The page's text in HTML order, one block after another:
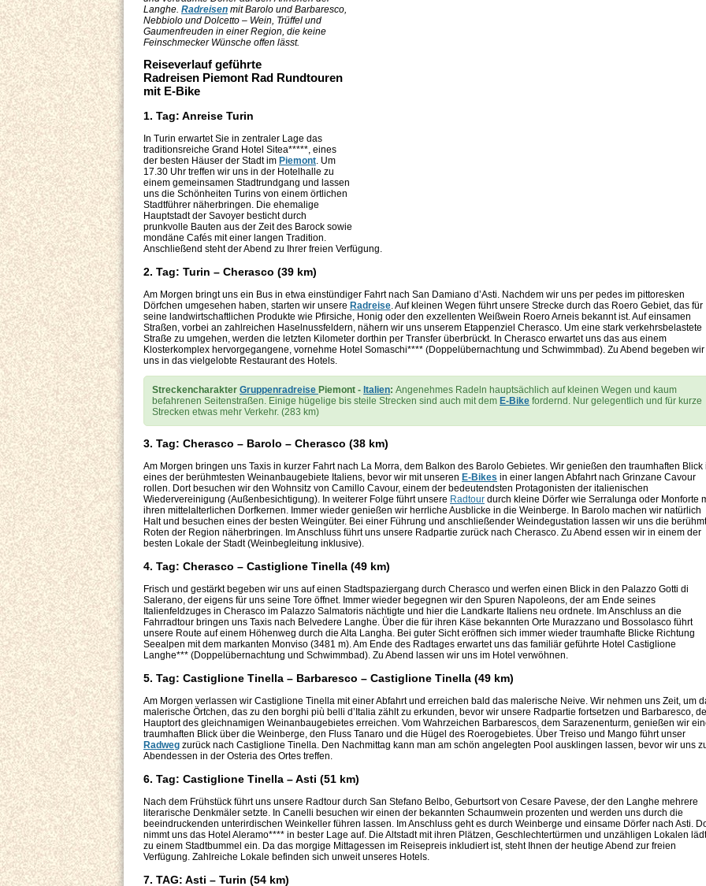
Langhe. Radreisen mit Barolo und Barbaresco,
Nebbiolo und Dolcetto – Wein, Trüffel und
Gaumenfreuden in einer Region, die keine
Feinschmecker Wünsche offen lässt.
Reiseverlauf geführte
Radreisen Piemont Rad Rundtouren
mit E-Bike
1. Tag: Anreise Turin
In Turin erwartet Sie in zentraler Lage das
traditionsreiche Grand Hotel Sitea*****, eines
der besten Häuser der Stadt im Piemont. Um
17.30 Uhr treffen wir uns in der Hotelhalle zu
einem gemeinsamen Stadtrundgang und lassen
uns die Schönheiten Turins von einem örtlichen
Stadtführer näherbringen. Die ehemalige
Hauptstadt der Savoyer besticht durch
prunkvolle Bauten aus der Zeit des Barock sowie
mondäne Cafés mit einer langen Tradition.
Anschließend steht der Abend zu Ihrer freien Verfügung.
2. Tag: Turin – Cherasco (39 km)
Am Morgen bringt uns ein Bus in etwa einstündiger Fahrt nach San Damiano d’Asti. Nachdem wir uns per pedes im pittoresken
Dörfchen umgesehen haben, starten wir unsere Radreise. Auf kleinen Wegen führt unsere Strecke durch das Roero Gebiet, das für
seine landwirtschaftlichen Produkte wie Pfirsiche, Honig oder den exzellenten Weißwein Roero Arneis bekannt ist. Auf einsamen
Straßen, vorbei an zahlreichen Haselnussfeldern, nähern wir uns unserem Etappenziel Cherasco. Um eine stark verkehrsbelastete
Straße zu umgehen, werden die letzten Kilometer dorthin per Transfer überbrückt. In Cherasco erwartet uns das aus einem
Klosterkomplex hervorgegangene, vornehme Hotel Somaschi**** (Doppelübernachtung und Schwimmbad). Zu Abend begeben wir
uns in das vielgelobte Restaurant des Hotels.
Streckencharakter Gruppenradreise Piemont - Italien: Angenehmes Radeln hauptsächlich auf kleinen Wegen und kaum
befahrenen Seitenstraßen. Einige hügelige bis steile Strecken sind auch mit dem E-Bike fordernd. Nur gelegentlich und für kurze
Strecken etwas mehr Verkehr. (283 km)
3. Tag: Cherasco – Barolo – Cherasco (38 km)
Am Morgen bringen uns Taxis in kurzer Fahrt nach La Morra, dem Balkon des Barolo Gebietes. Wir genießen den traumhaften Blick
eines der berühmtesten Weinanbaugebiete Italiens, bevor wir mit unseren E-Bikes in einer langen Abfahrt nach Grinzane Cavour
rollen. Dort besuchen wir den Wohnsitz von Camillo Cavour, einem der bedeutendsten Protagonisten der italienischen
Wiedervereinigung (Außenbesichtigung). In weiterer Folge führt unsere Radtour durch kleine Dörfer wie Serralunga oder Monforte
ihren mittelalterlichen Dorfkernen. Immer wieder genießen wir herrliche Ausblicke in die Weinberge. In Barolo machen wir natürlich
Halt und besuchen eines der besten Weingüter. Bei einer Führung und anschließender Weindegustation lassen wir uns die
Roten der Region näherbringen. Im Anschluss führt uns unsere Radpartie zurück nach Cherasco. Zu Abend essen wir in einem der
besten Lokale der Stadt (Weinbegleitung inklusive).
4. Tag: Cherasco – Castiglione Tinella (49 km)
Frisch und gestärkt begeben wir uns auf einen Stadtspaziergang durch Cherasco und werfen einen Blick in den Palazzo Gotti di
Salerano, der eigens für uns seine Tore öffnet. Immer wieder begegnen wir den Spuren Napoleons, der am Ende seines
Italienfeldzuges in Cherasco im Palazzo Salmatoris nächtigte und hier die Landkarte Italiens neu ordnete. Im Anschluss an die
Fahrradtour bringen uns Taxis nach Belvedere Langhe. Über die für ihren Käse bekannten Orte Murazzano und Bossolasco führt
unsere Route auf einem Höhenweg durch die Alta Langha. Bei guter Sicht eröffnen sich immer wieder traumhafte Blicke Richtung
Seealpen mit dem markanten Monviso (3481 m). Am Ende des Radtages erwartet uns das familiär geführte Hotel Castiglione
Langhe*** (Doppelübernachtung und Schwimmbad). Zu Abend lassen wir uns im Hotel verwöhnen.
5. Tag: Castiglione Tinella – Barbaresco – Castiglione Tinella (49 km)
Am Morgen verlassen wir Castiglione Tinella mit einer Abfahrt und erreichen bald das malerische Neive. Wir nehmen uns Zeit, um
malerische Örtchen, das zu den borghi più belli d’Italia zählt zu erkunden, bevor wir unsere Radpartie fortsetzen und Barbaresco,
Hauptort des gleichnamigen Weinanbaugebietes erreichen. Vom Wahrzeichen Barbarescos, dem Sarazenenturm, genießen wir
traumhaften Blick über die Weinberge, den Fluss Tanaro und die Hügel des Roerogebietes. Über Treiso und Mango führt unser
Radweg zurück nach Castiglione Tinella. Den Nachmittag kann man am schön angelegten Pool ausklingen lassen, bevor wir uns
Abendessen in der Osteria des Ortes treffen.
6. Tag: Castiglione Tinella – Asti (51 km)
Nach dem Frühstück führt uns unsere Radtour durch San Stefano Belbo, Geburtsort von Cesare Pavese, der den Langhe mehrere
literarische Denkmäler setzte. In Canelli besuchen wir einen der bekannten Schaumwein prozenten und werden uns durch die
beeindruckenden unterirdischen Weinkeller führen lassen. Im Anschluss geht es durch Weinberge und einsame Dörfer nach Asti.
nimmt uns das Hotel Aleramo**** in bester Lage auf. Die Altstadt mit ihren Plätzen, Geschlechtertürmen und unzähligen Lokalen lädt
zu einem Stadtbummel ein. Da das morgige Mittagessen im Reisepreis inkludiert ist, steht Ihnen der heutige Abend zur freien
Verfügung. Zahlreiche Lokale befinden sich unweit unseres Hotels.
7. TAG: Asti – Turin (54 km)